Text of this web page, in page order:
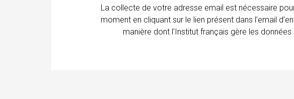
La collecte de votre adresse email est nécessaire
moment en cliquant sur le lien présent dans l’email
manière dont l’Institut français gère les